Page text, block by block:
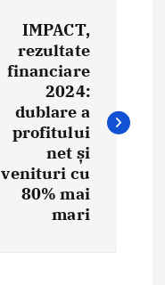
IMPACT,
rezultate
financiare
2024:
dublare a
profitului
net și
venituri cu
80% mai
mari